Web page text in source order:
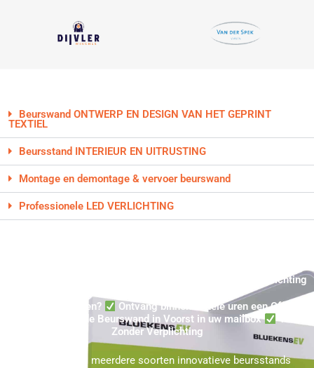
Beurswand ONTWERP EN DESIGN VAN HET GEPRINT
TEXTIEL
Beursstand INTERIEUR EN UITRUSTING
Montage en demontage & vervoer beurswand
Professionele LED VERLICHTING
Voorst een Presentatiewand Kopen ★ 100% Zonder Verplichting
Beursstand Kopen?
Ontvang binnen enkele uren een Offerte
voor een gehuurde Beurswand in Voorst in uw mailbox
100%
Zonder Verplichting
U kunt bij ons meerdere soorten innovatieve beursstands